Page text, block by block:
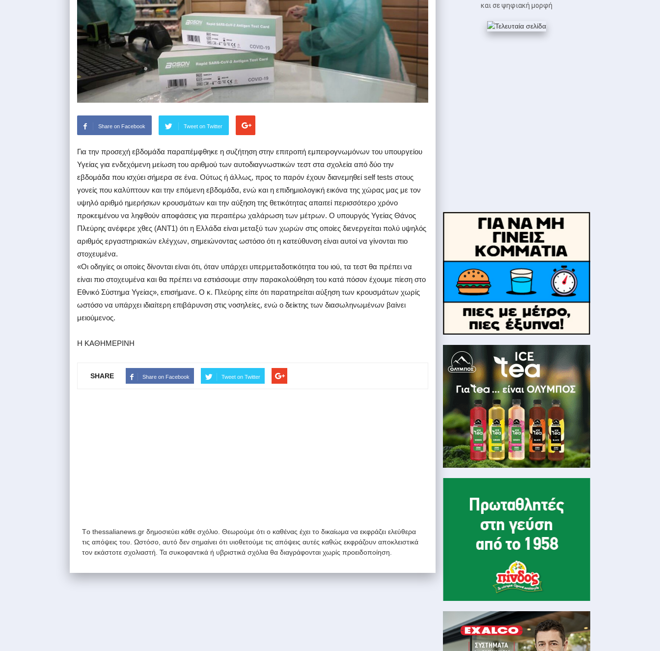
Share on Facebook Tweet on Twitter
Για την προσεχή εβδομάδα παραπέμφθηκε η συζήτηση στην επιτροπή εμπειρογνωμόνων του υπουργείου
Υγείας για ενδεχόμενη μείωση του αριθμού των αυτοδιαγνωστικών τεστ στα σχολεία από δύο την
εβδομάδα που ισχύει σήμερα σε ένα. Ούτως ή άλλως, προς το παρόν έχουν διανεμηθεί self tests στους
γονείς που καλύπτουν και την επόμενη εβδομάδα, ενώ και η επιδημιολογική εικόνα της χώρας μας με τον
υψηλό αριθμό ημερήσιων κρουσμάτων και την αύξηση της θετικότητας απαιτεί περισσότερο χρόνο
προκειμένου να ληφθούν αποφάσεις για περαιτέρω χαλάρωση των μέτρων. Ο υπουργός Υγείας Θάνος
Πλεύρης ανέφερε χθες (ΑΝΤ1) ότι η Ελλάδα είναι μεταξύ των χωρών στις οποίες διενεργείται πολύ υψηλός
αριθμός εργαστηριακών ελέγχων, σημειώνοντας ωστόσο ότι η κατεύθυνση είναι αυτοί να γίνονται πιο
στοχευμένα.
«Οι οδηγίες οι οποίες δίνονται είναι ότι, όταν υπάρχει υπερμεταδοτικότητα του ιού, τα τεστ θα πρέπει να
είναι πιο στοχευμένα και θα πρέπει να εστιάσουμε στην παρακολούθηση του κατά πόσον έχουμε πίεση στο
Εθνικό Σύστημα Υγείας», επισήμανε. Ο κ. Πλεύρης είπε ότι παρατηρείται αύξηση των κρουσμάτων χωρίς
ωστόσο να υπάρχει ιδιαίτερη επιβάρυνση στις νοσηλείες, ενώ ο δείκτης των διασωληνωμένων βαίνει
μειούμενος.
Η ΚΑΘΗΜΕΡΙΝΗ
SHARE Share on Facebook Tweet on Twitter
Tο thessalianews.gr δημοσιεύει κάθε σχόλιο. Θεωρούμε ότι ο καθένας έχει το δικαίωμα να εκφράζει ελεύθερα
τις απόψεις του. Ωστόσο, αυτό δεν σημαίνει ότι υιοθετούμε τις απόψεις αυτές καθώς εκφράζουν αποκλειστικά
τον εκάστοτε σχολιαστή. Τα συκοφαντικά ή υβριστικά σχόλια θα διαγράφονται χωρίς προειδοποίηση.
και σε ψηφιακή μορφή